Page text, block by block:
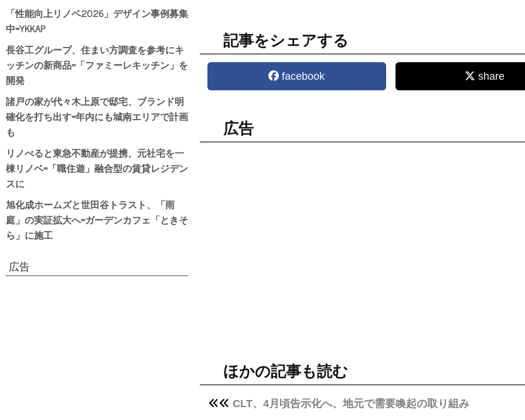
記事をシェアする
facebook share
広告
ほかの記事も読む
CLT、4月頃告示化へ、地元で需要喚起の取り組み
「性能向上リノベ2026」デザイン事例募集
中=YKKAP
長谷工グループ、住まい方調査を参考にキ
ッチンの新商品=「ファミーレキッチン」を
開発
諸戸の家が代々木上原で邸宅、ブランド明
確化を打ち出す=年内にも城南エリアで計画
も
リノべると東急不動産が提携、元社宅を一
棟リノベ=「職住遊」融合型の賃貸レジデン
スに
旭化成ホームズと世田谷トラスト、「雨
庭」の実証拡大へ=ガーデンカフェ「ときそ
ら」に施工
広告